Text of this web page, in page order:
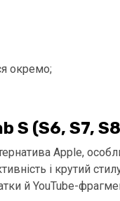
окремо;
S (S6, S7,
Apple,
і крутий
й YouTube-